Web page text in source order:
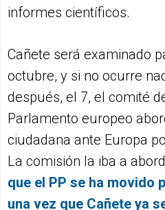
informes científicos.
Cañete será examinado
octubre, y si no ocurre
después, el 7, el comité
Parlamento europeo
ciudadana ante Europa
La comisión la iba a
que el PP se ha movido
una vez que Cañete ya